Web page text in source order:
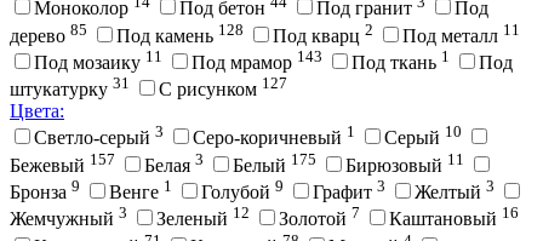
Моноколор
Под бетон Под гранит
Под
дерево 85 Под камень 128 Под кварц 2 Под металл 11
Под мозаику 11 Под мрамор 143 Под ткань 1
Под
штукатурку 31 С рисунком 127
Цвета:
Cветло-серый 3 Cеро-коричневый 1 Cерый 10
Бежевый 157 Белая 3 Белый 175 Бирюзовый 11
Бронза 9 Венге 1 Голубой 9 Графит 3 Желтый 3
Жемчужный 3 Зеленый 12 Золотой 7 Каштановый 16